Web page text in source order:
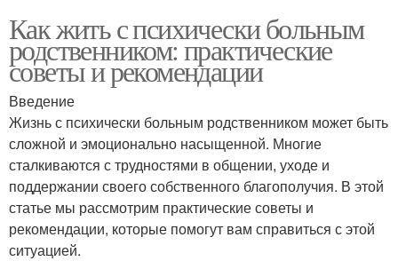
Как жить с психически больным
родственником: практические
советы и рекомендации
Введение
Жизнь с психически больным родственником может быть
сложной и эмоционально насыщенной. Многие
сталкиваются с трудностями в общении, уходе и
поддержании своего собственного благополучия. В этой
статье мы рассмотрим практические советы и
рекомендации, которые помогут вам справиться с этой
ситуацией.